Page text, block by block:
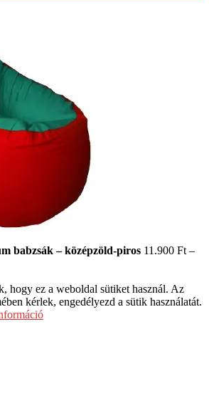
babzsák – középzöld-piros 11.900 Ft –
hogy ez a weboldal sütiket használ. Az
kérlek, engedélyezd a sütik használatát.